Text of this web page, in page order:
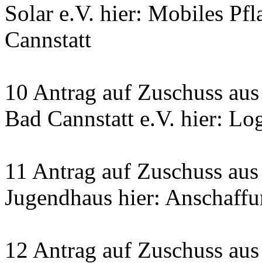
Solar e.V. hier: Mobiles
Cannstatt
10 Antrag auf Zuschuss
Bad Cannstatt e.V. hier:
11 Antrag auf Zuschuss
Jugendhaus hier:
12 Antrag auf Zuschuss